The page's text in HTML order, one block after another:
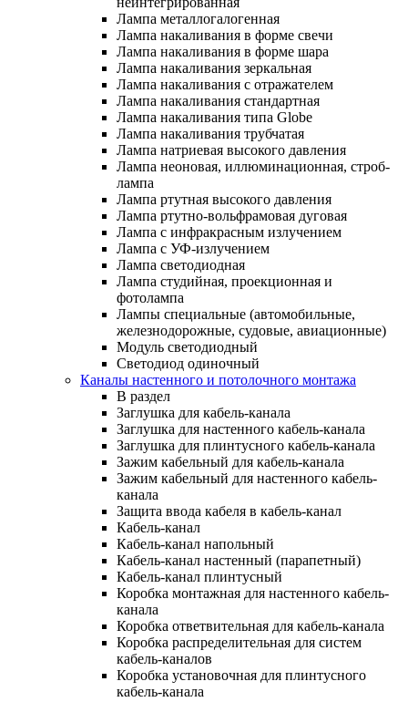
Лампа металлогалогенная
Лампа накаливания в форме свечи
Лампа накаливания в форме шара
Лампа накаливания зеркальная
Лампа накаливания с отражателем
Лампа накаливания стандартная
Лампа накаливания типа Globe
Лампа накаливания трубчатая
Лампа натриевая высокого давления
Лампа неоновая, иллюминационная, строб-
лампа
Лампа ртутная высокого давления
Лампа ртутно-вольфрамовая дуговая
Лампа с инфракрасным излучением
Лампа с УФ-излучением
Лампа светодиодная
Лампа студийная, проекционная и
фотолампа
Лампы специальные (автомобильные,
железнодорожные, судовые, авиационные)
Модуль светодиодный
Светодиод одиночный
Каналы настенного и потолочного монтажа
В раздел
Заглушка для кабель-канала
Заглушка для настенного кабель-канала
Заглушка для плинтусного кабель-канала
Зажим кабельный для кабель-канала
Зажим кабельный для настенного кабель-
канала
Защита ввода кабеля в кабель-канал
Кабель-канал
Кабель-канал напольный
Кабель-канал настенный (парапетный)
Кабель-канал плинтусный
Коробка монтажная для настенного кабель-
канала
Коробка ответвительная для кабель-канала
Коробка распределительная для систем
кабель-каналов
Коробка установочная для плинтусного
кабель-канала